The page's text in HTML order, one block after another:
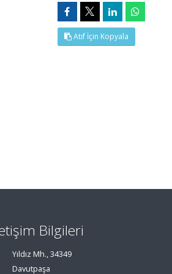
Atıf İçin Kopyala
Bilgileri
Yıldız Mh., 34349
Davutpaşa